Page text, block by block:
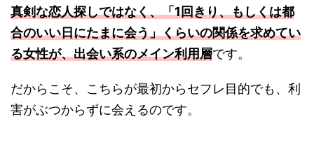
真剣な恋人探しではなく、「1回きり、もしくは都
合のいい日にたまに会う」くらいの関係を求めてい
る女性が、出会い系のメイン利用層です。
だからこそ、こちらが最初からセフレ目的でも、利
害がぶつからずに会えるのです。